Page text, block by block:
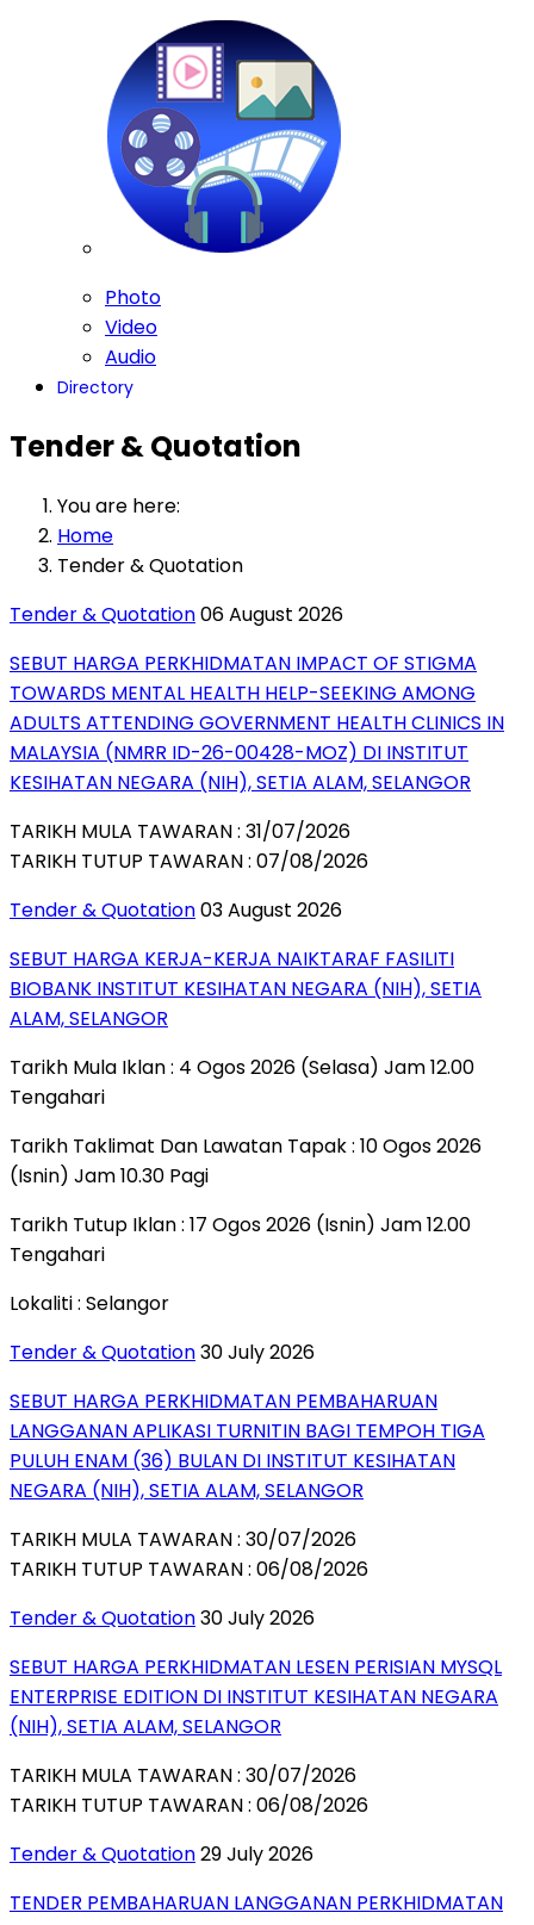
Photo
Video
Audio
Directory
Tender & Quotation
You are here:
Home
Tender & Quotation
Tender & Quotation06 August 2026
SEBUT HARGA PERKHIDMATAN IMPACT OF STIGMA
TOWARDS MENTAL HEALTH HELP-SEEKING AMONG
ADULTS ATTENDING GOVERNMENT HEALTH CLINICS IN
MALAYSIA (NMRR ID-26-00428-MOZ) DI INSTITUT
KESIHATAN NEGARA (NIH), SETIA ALAM, SELANGOR
TARIKH MULA TAWARAN : 31/07/2026
TARIKH TUTUP TAWARAN : 07/08/2026
Tender & Quotation03 August 2026
SEBUT HARGA KERJA-KERJA NAIKTARAF FASILITI
BIOBANK INSTITUT KESIHATAN NEGARA (NIH), SETIA
ALAM, SELANGOR
Tarikh Mula Iklan : 4 Ogos 2026 (Selasa) Jam 12.00
Tengahari
Tarikh Taklimat Dan Lawatan Tapak : 10 Ogos 2026
(Isnin) Jam 10.30 Pagi
Tarikh Tutup Iklan : 17 Ogos 2026 (Isnin) Jam 12.00
Tengahari
Lokaliti : Selangor
Tender & Quotation30 July 2026
SEBUT HARGA PERKHIDMATAN PEMBAHARUAN
LANGGANAN APLIKASI TURNITIN BAGI TEMPOH TIGA
PULUH ENAM (36) BULAN DI INSTITUT KESIHATAN
NEGARA (NIH), SETIA ALAM, SELANGOR
TARIKH MULA TAWARAN : 30/07/2026
TARIKH TUTUP TAWARAN : 06/08/2026
Tender & Quotation30 July 2026
SEBUT HARGA PERKHIDMATAN LESEN PERISIAN MYSQL
ENTERPRISE EDITION DI INSTITUT KESIHATAN NEGARA
(NIH), SETIA ALAM, SELANGOR
TARIKH MULA TAWARAN : 30/07/2026
TARIKH TUTUP TAWARAN : 06/08/2026
Tender & Quotation29 July 2026
TENDER PEMBAHARUAN LANGGANAN PERKHIDMATAN